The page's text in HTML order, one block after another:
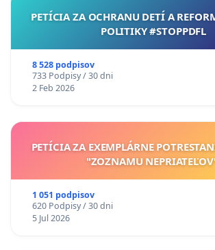
PETÍCIA ZA OCHRANU DETÍ A
POLITIKY #STOPPDFL
8 528 podpisov
733 Podpisy / 30 dni
2 Feb 2026
PETÍCIA ZA EXEMPLÁRNE
"ZOZNAMU
1 051 podpisov
620 Podpisy / 30 dni
5 Jul 2026